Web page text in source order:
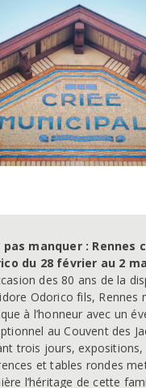
pas manquer : Rennes
du 28 février au 2
des 80 ans de la
Odorico fils, Rennes
à l’honneur avec un
au Couvent des
trois jours, expositions,
et tables rondes
l’héritage de cette